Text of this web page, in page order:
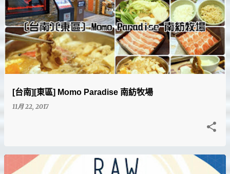
[台南][東區] Momo Paradise 南紡牧場
11月 22, 2017